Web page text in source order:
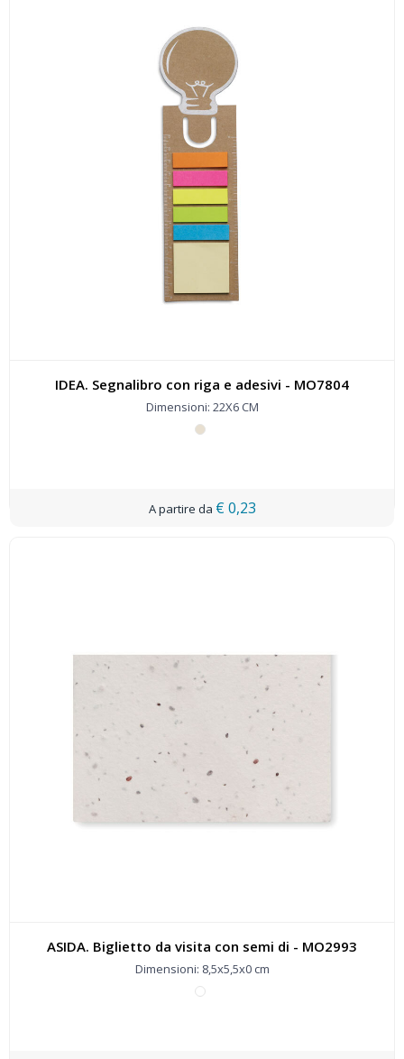
IDEA. Segnalibro con riga e adesivi - MO7804
Dimensioni: 22X6 CM
€ 0,23
ASIDA. Biglietto da visita con semi di - MO2993
Dimensioni: 8,5x5,5x0 cm